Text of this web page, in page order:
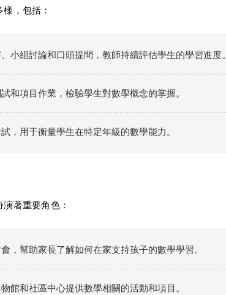
，包括：
小組討論和口頭提問，教師持續評估學生的學習進度。
和項目作業，檢驗學生對數學概念的掌握。
，用于衡量學生在特定年級的數學能力。
著重要角色：
，幫助家長了解如何在家支持孩子的數學學習。
館和社區中心提供數學相關的活動和項目。